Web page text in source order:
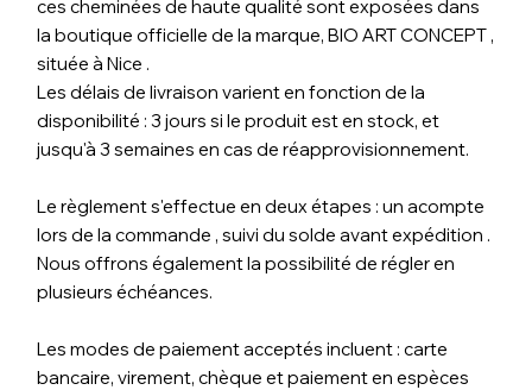
ces cheminées de haute qualité sont exposées dans
la boutique officielle de la marque, BIO ART CONCEPT ,
située à Nice .
Les délais de livraison varient en fonction de la
disponibilité : 3 jours si le produit est en stock, et
jusqu'à 3 semaines en cas de réapprovisionnement.
Le règlement s'effectue en deux étapes : un acompte
lors de la commande , suivi du solde avant expédition .
Nous offrons également la possibilité de régler en
plusieurs échéances.
Les modes de paiement acceptés incluent : carte
bancaire, virement, chèque et paiement en espèces